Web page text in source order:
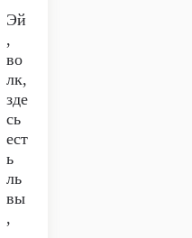
Эй
,
во
лк,
зде
сь
ест
ь
ль
вы
,